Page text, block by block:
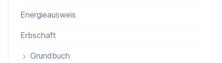
Energieausweis
Erbschaft
Grundbuch